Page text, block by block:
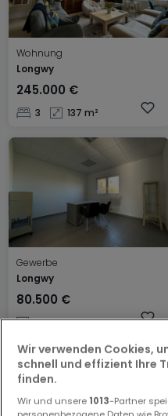
Wohnung
Longwy
245.000 €
3 137 m²
Gewerbe
Longwy
80.500 €
25 m²
Wir verwenden Cookies,
schnell und effizient Ihre
finden.
Wir und unsere 1013-Partner